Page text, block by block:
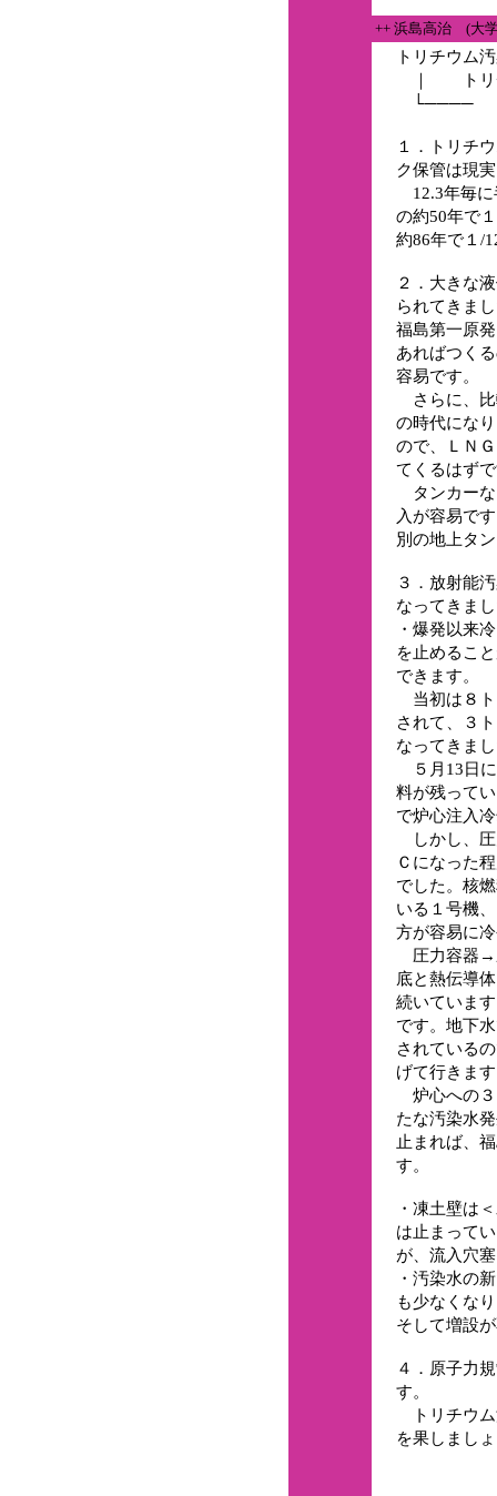
++ 浜島高治 (大
トリチウム
｜ トリチ
└──── （
１．トリチ
ク保管は現
12.3年毎に
の約50年で
約86年で１/
２．大きな
られてきま
福島第一原
あればつく
容易です。
さらに、比
の時代にな
ので、ＬＮ
てくるはず
タンカーな
入が容易で
別の地上タ
３．放射能
なってきま
・爆発以来
を止めるこ
できます。
当初は８ト
されて、３
なってきま
５月13日に
料が残って
で炉心注入
しかし、圧
Ｃになった
でした。核
いる１号機
方が容易に
圧力容器→
底と熱伝導
続いていま
です。地下
されている
げて行きま
炉心への３
たな汚染水
止まれば、
す。
・凍土壁は
は止まって
が、流入穴
・汚染水の
も少なくな
そして増設
４．原子力
す。
トリチウム
を果しまし